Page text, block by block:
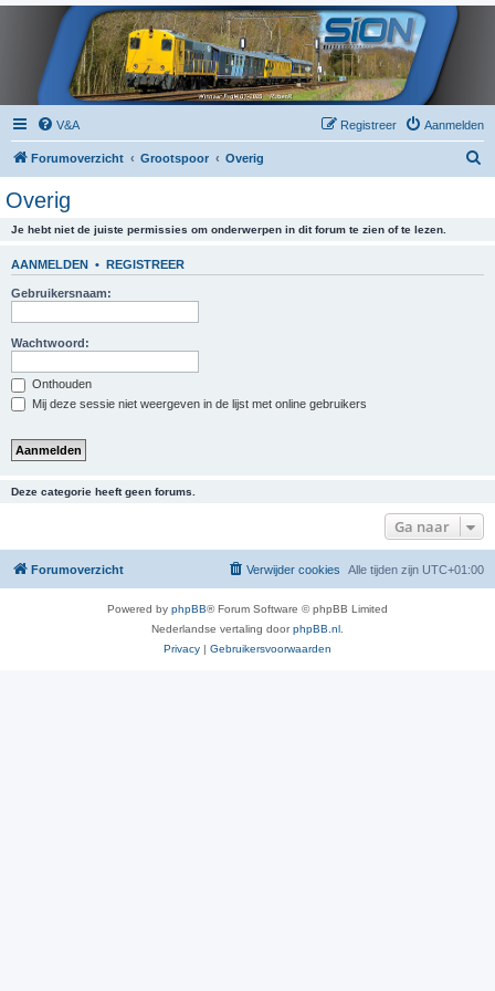
V&A Aanmelden
Registreer
Forumoverzicht Grootspoor Overig
Overig
Je hebt niet de juiste permissies om onderwerpen in dit forum te zien of te lezen.
AANMELDEN • REGISTREER
Gebruikersnaam:
Wachtwoord:
Onthouden
Mij deze sessie niet weergeven in de lijst met online gebruikers
Deze categorie heeft geen forums.
Ga naar
Forumoverzicht Alle tijden zijn UTC+01:00
Verwijder cookies
Powered by phpBB® Forum Software © phpBB Limited
Nederlandse vertaling doorphpBB.nl.
Privacy | Gebruikersvoorwaarden